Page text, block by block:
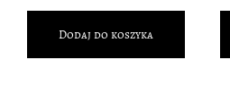
Dodaj do koszyka